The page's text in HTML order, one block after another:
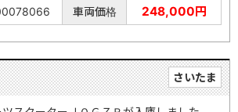
車両価格 248,000円
さいたま